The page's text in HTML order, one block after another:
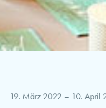
19. März 2022 – 10. April